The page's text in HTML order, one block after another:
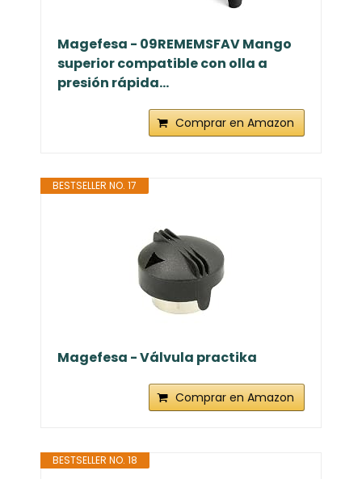
Magefesa - 09REMEMSFAV Mango
superior compatible con olla a
presión rápida...
Comprar en Amazon
BESTSELLER NO. 17
Magefesa - Válvula practika
Comprar en Amazon
BESTSELLER NO. 18